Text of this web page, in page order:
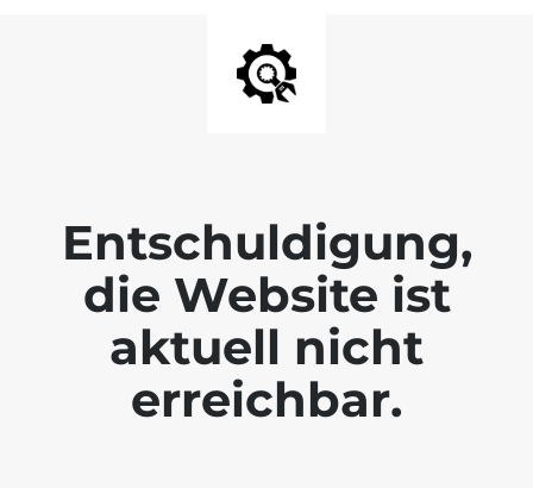
Entschuldigung,
die Website ist
aktuell nicht
erreichbar.